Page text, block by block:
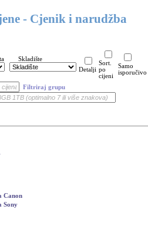
- Cjenik i narudžba
Skladište
Detalji
Sort.
po
cijeni
Samo
isporučivo
Filtriraj grupu
Canon
Sony